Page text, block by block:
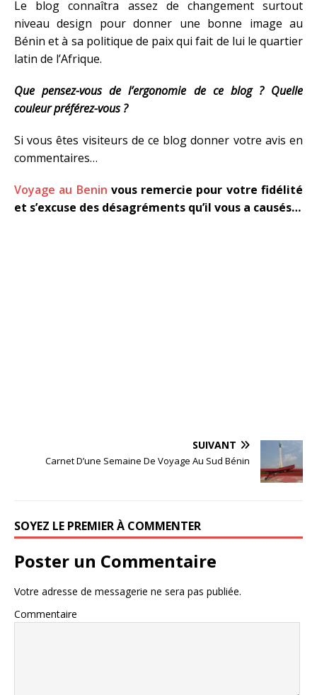
Le blog connaîtra assez de changement surtout
niveau design pour donner une bonne image au
Bénin et à sa politique de paix qui fait de lui le quartier
latin de l’Afrique.
Que pensez-vous de l’ergonomie de ce blog ? Quelle
couleur préférez-vous ?
Si vous êtes visiteurs de ce blog donner votre avis en
commentaires…
Voyage au Benin vous remercie pour votre fidélité
et s’excuse des désagréments qu’il vous a causés…
SUIVANT
Carnet D’une Semaine De Voyage Au Sud Bénin
SOYEZ LE PREMIER À COMMENTER
Poster un Commentaire
Votre adresse de messagerie ne sera pas publiée.
Commentaire